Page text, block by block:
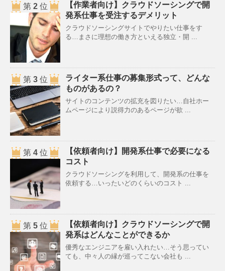
第 2位
【作業者向け】クラウドソーシングで開
発系仕事を受注するデメリット
クラウドソーシングサイトでやりたい仕事をす
る…まさに理想の働き方といえる独立・開 ...
第 3位
ライター系仕事の募集形式って、どんな
ものがあるの？
サイトのコンテンツの拡充を図りたい…自社ホー
ムページにより説得力のあるページが欲 ...
第 4位
【依頼者向け】開発系仕事で必要になる
コスト
クラウドソーシングを利用して、開発系の仕事を
依頼する…いったいどのくらいのコスト ...
第 5位
【依頼者向け】クラウドソーシングで開
発系はどんなことができるか
優秀なエンジニアを雇い入れたい…そう思ってい
ても、中々人の縁が巡ってこない会社も ...